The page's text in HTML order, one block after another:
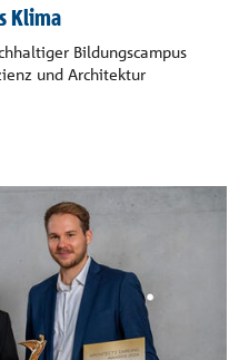
Klima
Bildungscampus
und Architektur